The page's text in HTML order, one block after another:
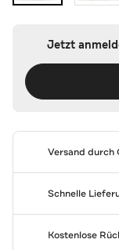
Jetzt
Versand durch
Schnelle
Kostenlose